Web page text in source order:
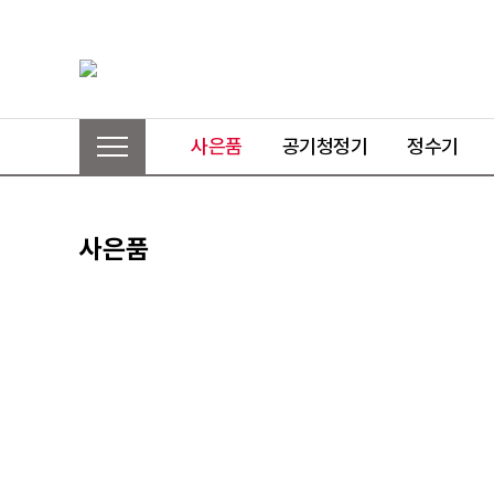
사은품 공기청정기 정수기
사은품